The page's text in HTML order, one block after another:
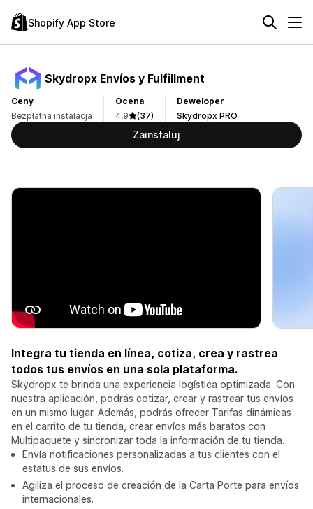
Shopify App Store
Skydropx Envíos y Fulfillment
Ceny
Bezpłatna instalacja
Ocena
4,9
(37)
Deweloper
Skydropx PRO
Zainstaluj
Integra tu tienda en línea, cotiza, crea y rastrea
todos tus envíos en una sola plataforma.
Skydropx te brinda una experiencia logística optimizada. Con
nuestra aplicación, podrás cotizar, crear y rastrear tus envíos
en un mismo lugar. Además, podrás ofrecer Tarifas dinámicas
en el carrito de tu tienda, crear envíos más baratos con
Multipaquete y sincronizar toda la información de tu tienda.
Envía notificaciones personalizadas a tus clientes con el
estatus de sus envíos.
Agiliza el proceso de creación de la Carta Porte para envíos
internacionales.